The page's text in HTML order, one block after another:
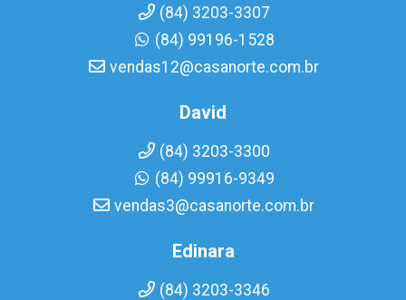
(84) 3203-3307
(84) 99196-1528
vendas12@casanorte.com.br
David
(84) 3203-3300
(84) 99916-9349
vendas3@casanorte.com.br
Edinara
(84) 3203-3346